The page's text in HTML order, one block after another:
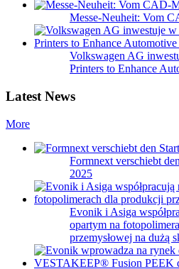
Messe-Neuheit: Vom
Volkswagen AG
Printers to Enhance
Latest News
More
Formnext verschiebt
2025
Evonik i Asiga
opartym na
przemysłowej na dużą